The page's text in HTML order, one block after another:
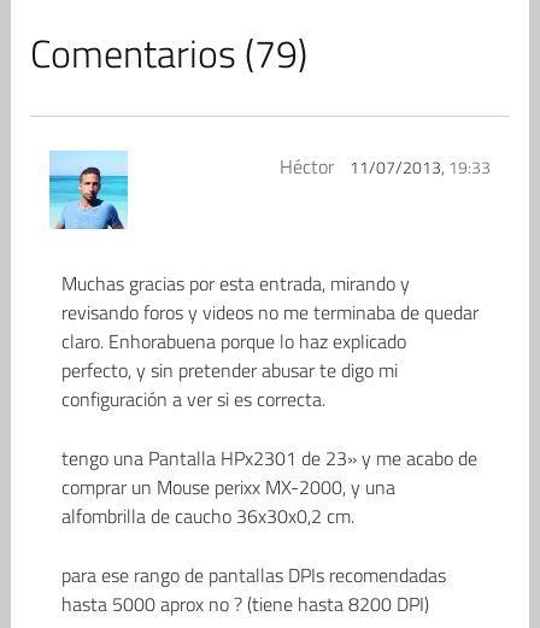
Comentarios (79)
Héctor 11/07/2013, 19:33
Muchas gracias por esta entrada, mirando y
revisando foros y videos no me terminaba de quedar
claro. Enhorabuena porque lo haz explicado
perfecto, y sin pretender abusar te digo mi
configuración a ver si es correcta.
tengo una Pantalla HPx2301 de 23» y me acabo de
comprar un Mouse perixx MX-2000, y una
alfombrilla de caucho 36x30x0,2 cm.
para ese rango de pantallas DPIs recomendadas
hasta 5000 aprox no ? (tiene hasta 8200 DPI)